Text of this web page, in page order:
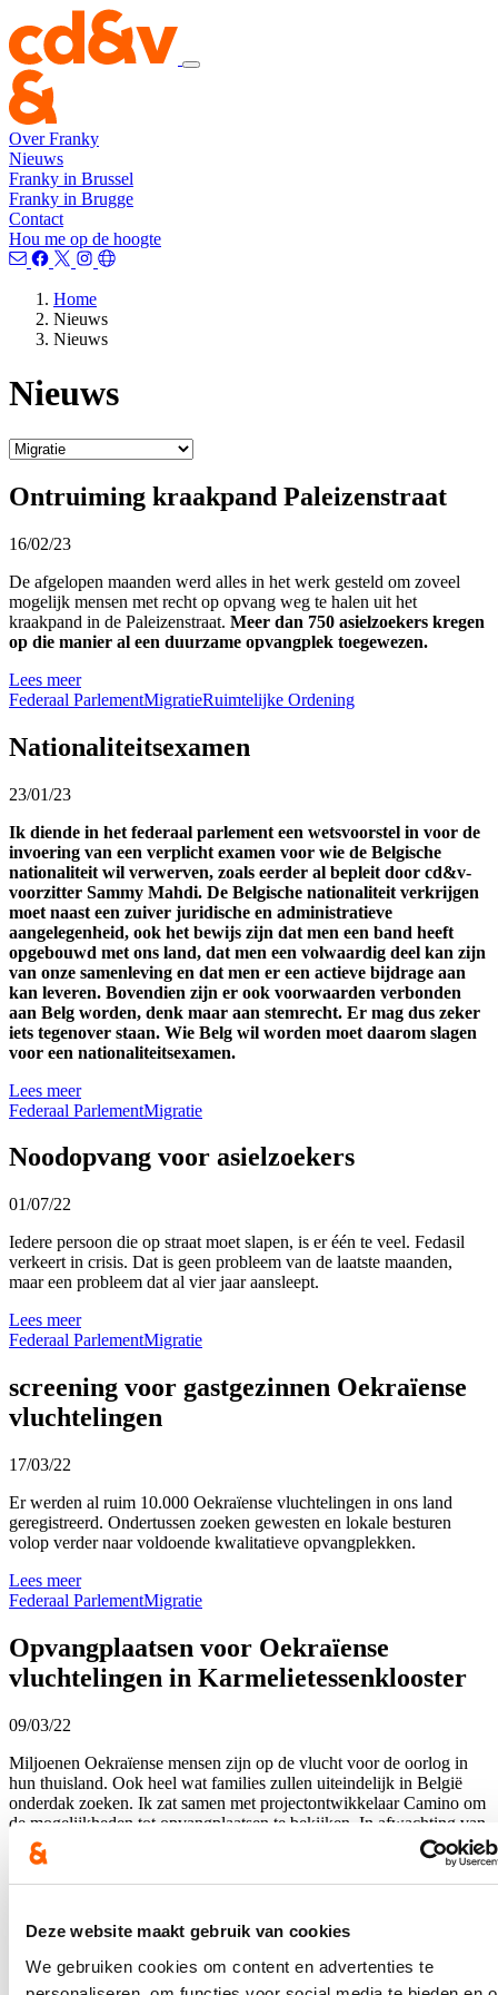
Deze website maakt gebruik van cookies
We gebruiken cookies om content en advertenties te
Over Franky
Nieuws
Franky in Brussel
Franky in Brugge
Contact
Hou me op de hoogte
Home
Nieuws
Nieuws
Nieuws
Ontruiming kraakpand Paleizenstraat
16/02/23
De afgelopen maanden werd alles in het werk gesteld om zoveel
mogelijk mensen met recht op opvang weg te halen uit het
kraakpand in de Paleizenstraat. Meer dan 750 asielzoekers kregen
op die manier al een duurzame opvangplek toegewezen.
Lees meer
Federaal ParlementMigratieRuimtelijke Ordening
Nationaliteitsexamen
23/01/23
Ik diende in het federaal parlement een wetsvoorstel in voor de
invoering van een verplicht examen voor wie de Belgische
nationaliteit wil verwerven, zoals eerder al bepleit door cd&v-
voorzitter Sammy Mahdi. De Belgische nationaliteit verkrijgen
moet naast een zuiver juridische en administratieve
aangelegenheid, ook het bewijs zijn dat men een band heeft
opgebouwd met ons land, dat men een volwaardig deel kan zijn
van onze samenleving en dat men er een actieve bijdrage aan
kan leveren. Bovendien zijn er ook voorwaarden verbonden
aan Belg worden, denk maar aan stemrecht. Er mag dus zeker
iets tegenover staan. Wie Belg wil worden moet daarom slagen
voor een nationaliteitsexamen.
Lees meer
Federaal ParlementMigratie
Noodopvang voor asielzoekers
01/07/22
Iedere persoon die op straat moet slapen, is er één te veel. Fedasil
verkeert in crisis. Dat is geen probleem van de laatste maanden,
maar een probleem dat al vier jaar aansleept.
Lees meer
Federaal ParlementMigratie
screening voor gastgezinnen Oekraïense
vluchtelingen
17/03/22
Er werden al ruim 10.000 Oekraïense vluchtelingen in ons land
geregistreerd. Ondertussen zoeken gewesten en lokale besturen
volop verder naar voldoende kwalitatieve opvangplekken.
Lees meer
Federaal ParlementMigratie
Opvangplaatsen voor Oekraïense
vluchtelingen in Karmelietessenklooster
09/03/22
Miljoenen Oekraïense mensen zijn op de vlucht voor de oorlog in
hun thuisland. Ook heel wat families zullen uiteindelijk in België
onderdak zoeken. Ik zat samen met projectontwikkelaar Camino om
de mogelijkheden tot opvangplaatsen te bekijken. In afwachting van
de verdere ontwikkeling van het Karmelietessen-klooster in hartje
Brugge, zullen een 85-tal mensen er mogen verblijven. Alle
nutsvoorzieningen zijn aanwezig en in de grote binnentuin kunnen
zeker tot het einde van dit jaar kunnen wonen.
Lees meer
BruggeMigratie